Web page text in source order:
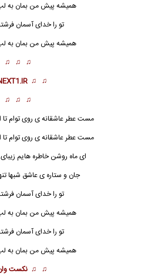
همیشه پیش من بمان به
تو را خدای آسمان
همیشه پیش من بمان به
♫ ♫ ♫
♫ ♫
♫ ♫ ♫
مست عطر عاشقانه ی روی توام تا
مست عطر عاشقانه ی روی توام تا
ای ماه روشن خاطره هایم
جان و ستاره ی عاشق شبها
تو را خدای آسمان
همیشه پیش من بمان به
تو را خدای آسمان
همیشه پیش من بمان به
♫ ♫ نکست